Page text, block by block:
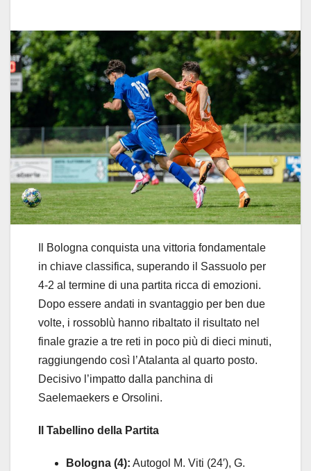
Il Bologna conquista una vittoria fondamentale
in chiave classifica, superando il Sassuolo per
4-2 al termine di una partita ricca di emozioni.
Dopo essere andati in svantaggio per ben due
volte, i rossoblù hanno ribaltato il risultato nel
finale grazie a tre reti in poco più di dieci minuti,
raggiungendo così l’Atalanta al quarto posto.
Decisivo l’impatto dalla panchina di
Saelemaekers e Orsolini.
Il Tabellino della Partita
Bologna (4): Autogol M. Viti (24′), G.